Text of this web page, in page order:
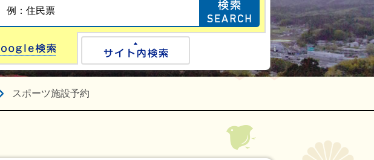
Google検索
スポーツ施設予約